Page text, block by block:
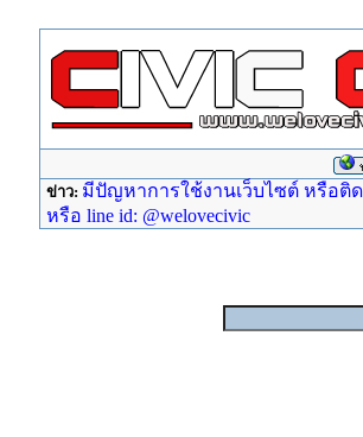
ข่าว: มีปัญหาการใช้งานเว็บไซต์ หรือติ
หรือ line id: @welovecivic